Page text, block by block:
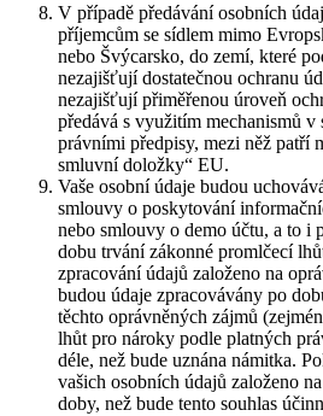
V případě předávání osobních
příjemcům se sídlem mimo
nebo Švýcarsko, do zemí, které
nezajišťují dostatečnou ochranu
nezajišťují přiměřenou úroveň
předává s využitím mechanismů v
právními předpisy, mezi něž patří
smluvní doložky“ EU.
Vaše osobní údaje budou
smlouvy o poskytování
nebo smlouvy o demo účtu, a to i
dobu trvání zákonné promlčecí
zpracování údajů založeno na
budou údaje zpracovávány po
těchto oprávněných zájmů
lhůt pro nároky podle platných
déle, než bude uznána námitka.
vašich osobních údajů založeno
doby, než bude tento souhlas